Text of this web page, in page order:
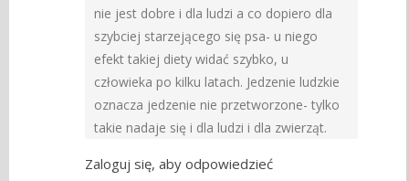
nie jest dobre i dla ludzi a co dopiero dla
szybciej starzejącego się psa- u niego
efekt takiej diety widać szybko, u
człowieka po kilku latach. Jedzenie ludzkie
oznacza jedzenie nie przetworzone- tylko
takie nadaje się i dla ludzi i dla zwierząt.
Zaloguj się, aby odpowiedzieć